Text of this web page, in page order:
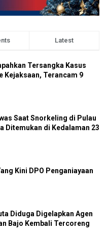
Latest
Tersangka Kasus
Kejaksaan, Terancam 9
Saat Snorkeling di Pulau
Ditemukan di Kedalaman 23
Kini DPO Penganiayaan
Diduga Digelapkan Agen
Bajo Kembali Tercoreng